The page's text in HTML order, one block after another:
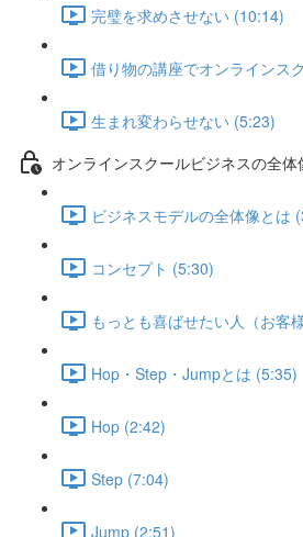
完璧を求めさせない (10:14)
借り物の講座でオンラインス
生まれ変わらせない (5:23)
オンラインスクールビジネスの全体
ビジネスモデルの全体像とは
コンセプト (5:30)
もっとも喜ばせたい人（お客
Hop・Step・Jumpとは (5:35)
Hop (2:42)
Step (7:04)
Jump (2:51)